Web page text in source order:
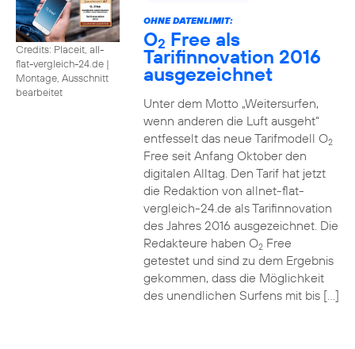
Credits: Placeit, all-
flat-vergleich-24.de |
Montage, Ausschnitt
bearbeitet
OHNE DATENLIMIT:
O2 Free als
Tarifinnovation 2016
ausgezeichnet
Unter dem Motto „Weitersurfen,
wenn anderen die Luft ausgeht“
entfesselt das neue Tarifmodell O2
Free seit Anfang Oktober den
digitalen Alltag. Den Tarif hat jetzt
die Redaktion von allnet-flat-
vergleich-24.de als Tarifinnovation
des Jahres 2016 ausgezeichnet. Die
Redakteure haben O2Free
getestet und sind zu dem Ergebnis
gekommen, dass die Möglichkeit
des unendlichen Surfens mit bis […]